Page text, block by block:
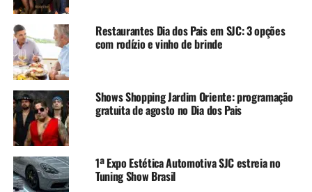
Restaurantes Dia dos Pais em SJC: 3 opções
com rodízio e vinho de brinde
Shows Shopping Jardim Oriente: programação
gratuita de agosto no Dia dos Pais
1ª Expo Estética Automotiva SJC estreia no
Tuning Show Brasil